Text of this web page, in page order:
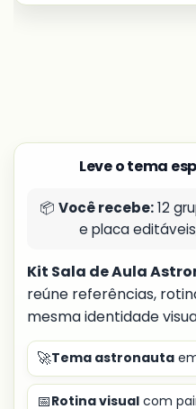
Leve o tema
📦 Você recebe:12
e placa
Kit Sala de Aula
reúne referências,
mesma identidade
🚀Tema astronauta
📅Rotina visual com